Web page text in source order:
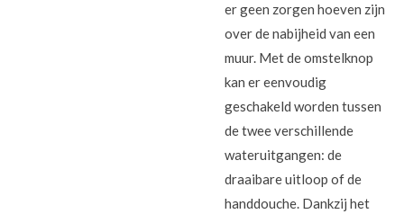
er geen zorgen hoeven zijn
over de nabijheid van een
muur. Met de omstelknop
kan er eenvoudig
geschakeld worden tussen
de twee verschillende
wateruitgangen: de
draaibare uitloop of de
handdouche. Dankzij het